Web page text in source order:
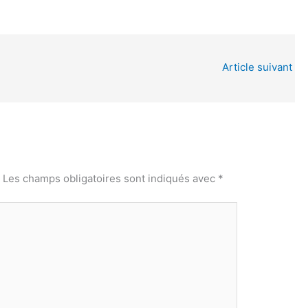
Article suivant
Les champs obligatoires sont indiqués avec *